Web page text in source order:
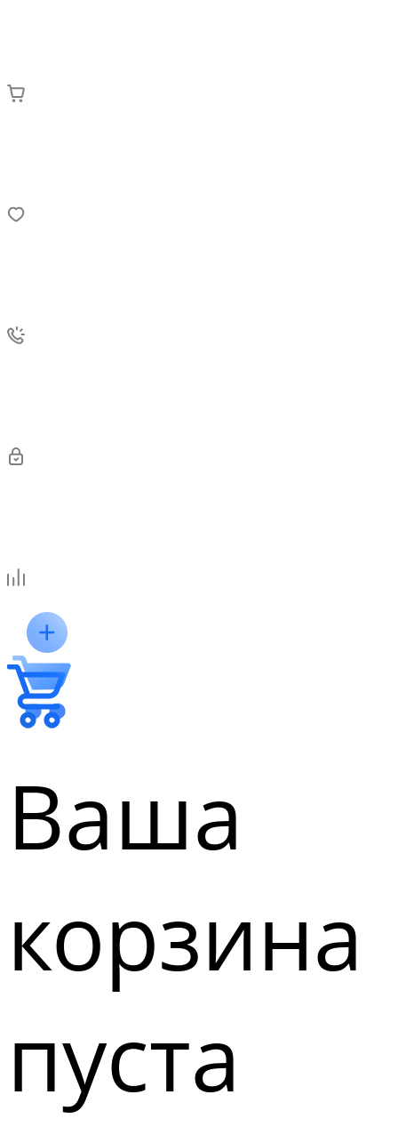
Ваша
корзина
пуста